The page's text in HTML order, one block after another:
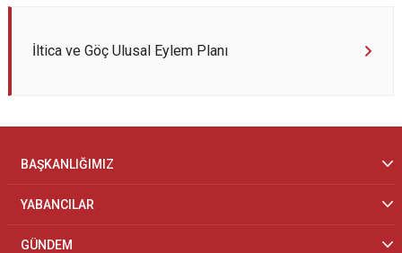
İltica ve Göç Ulusal Eylem Planı
BAŞKANLIĞIMIZ
YABANCILAR
GÜNDEM